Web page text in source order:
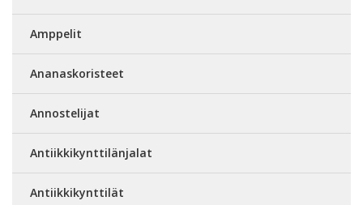
Amppelit
Ananaskoristeet
Annostelijat
Antiikkikynttilänjalat
Antiikkikynttilät